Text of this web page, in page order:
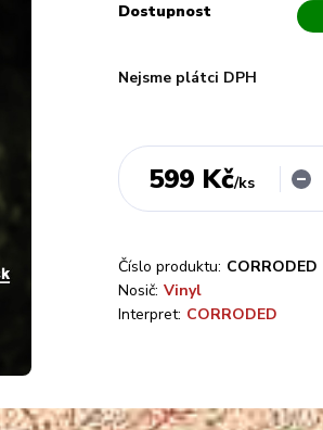
Dostupnost
Nejsme plátci DPH
599 Kč/ks
Číslo produktu: CORRODED
Nosič: Vinyl
Interpret: CORRODED